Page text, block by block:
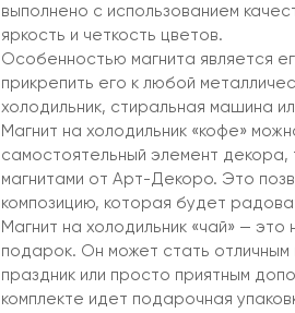
выполнено с использованием
яркость и четкость цветов.
Особенностью магнита является
прикрепить его к любой
холодильник, стиральная машина
Магнит на холодильник «кофе»
самостоятельный элемент декора,
магнитами от Арт-Декоро. Это
композицию, которая будет
Магнит на холодильник «чай» — это
подарок. Он может стать
праздник или просто приятным
комплекте идет подарочная